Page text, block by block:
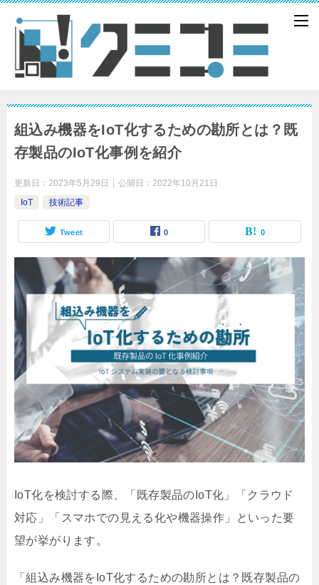
組込み機器をIoT化するための勘所とは？既
存製品のIoT化事例を紹介
更新日： 2023年5月29日 公開日： 2022年10月21日
IoT
技術記事
Tweet 0 0
IoT化を検討する際、「既存製品のIoT化」「クラウド
対応」「スマホでの見える化や機器操作」といった要
望が挙がります。
「組込み機器をIoT化するための勘所とは？既存製品の